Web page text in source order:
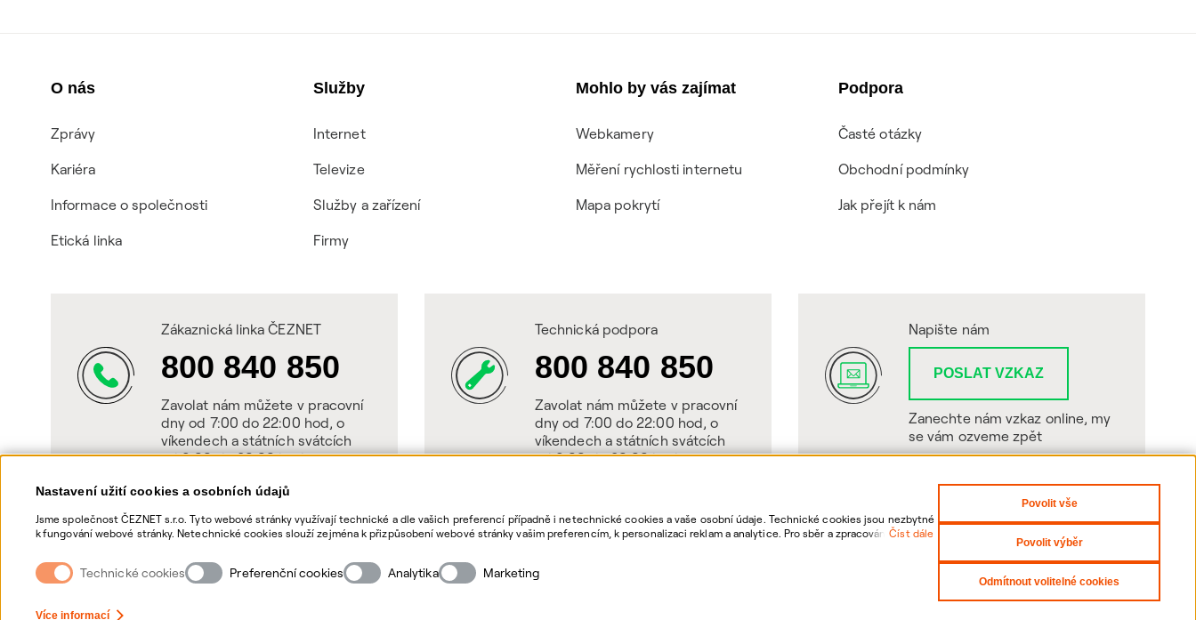
Nastavení užití cookies a osobních údajů
Jsme společnost ČEZNET s.r.o. Tyto webové stránky využívají technické a dle vašich preferencí případně i netechnické cookies a vaše osobní údaje. Technické cookies jsou nezbytné
k fungování webové stránky. Netechnické cookies slouží zejména k přizpůsobení webové stránky vašim preferencím, k personalizaci reklam a analytice. Pro sběr a zpracování
souhlasů, naleznete „
Číst dále
Technické cookies Preferenční cookies Analytika Marketing
Více informací
Povolit vše
Povolit výběr
Odmítnout volitelné cookies
O nás
Zprávy
Kariéra
Informace o společnosti
Etická linka
Služby
Internet
Televize
Služby a zařízení
Firmy
Mohlo by vás zajímat
Webkamery
Měření rychlosti internetu
Mapa pokrytí
Podpora
Časté otázky
Obchodní podmínky
Jak přejít k nám
Zákaznická linka ČEZNET
800 840 850
Zavolat nám můžete v pracovní
dny od 7:00 do 22:00 hod, o
víkendech a státních svátcích
od 8:00 do 20:00 hod.
Technická podpora
800 840 850
Zavolat nám můžete v pracovní
dny od 7:00 do 22:00 hod, o
víkendech a státních svátcích
od 8:00 do 20:00 hod.
Napište nám
POSLAT VZKAZ
Zanechte nám vzkaz online, my
se vám ozveme zpět